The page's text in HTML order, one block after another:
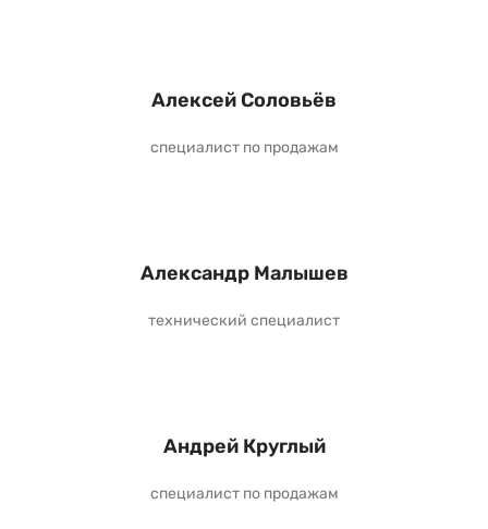
Алексей Соловьёв
специалист по продажам
Александр Малышев
технический специалист
Андрей Круглый
специалист по продажам